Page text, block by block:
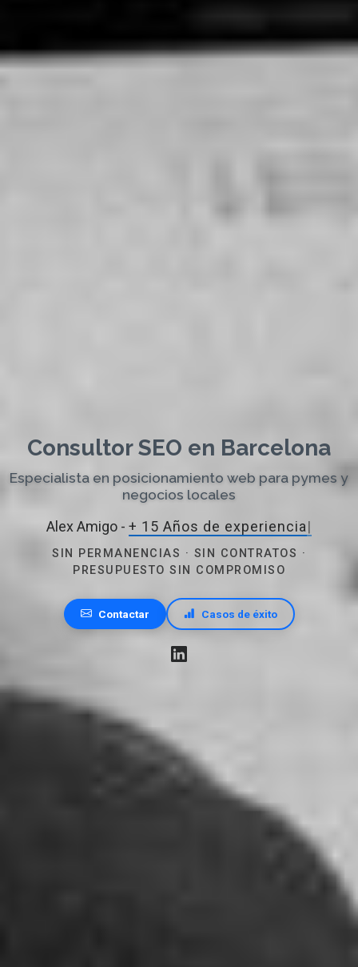
Consultor SEO en Barcelona
Especialista en posicionamiento web para pymes y
negocios locales
Alex Amigo - + 15 Años de experi|
SIN PERMANENCIAS · SIN CONTRATOS ·
PRESUPUESTO SIN COMPROMISO
Contactar Casos de éxito